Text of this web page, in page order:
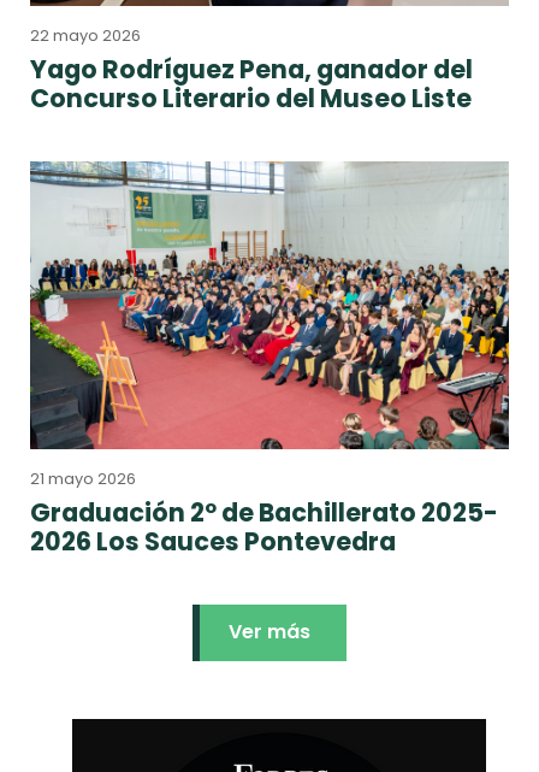
22 mayo 2026
Yago Rodríguez Pena, ganador del
Concurso Literario del Museo Liste
21 mayo 2026
Graduación 2º de Bachillerato 2025-
2026 Los Sauces Pontevedra
Ver más